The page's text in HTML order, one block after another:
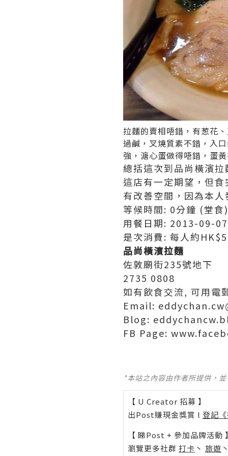
拉麵的賣相唔錯，有葱花
過鹹，叉燒質素不錯，入
強，溏心蛋做得唔錯，蛋
總括這次到品尚橫濱
這店有一定期望，但
有改善空間，因為本
等候時間: 0分鐘 (堂食)
用餐日期: 2013-09-07
是次消費: 每人約
品尚橫濱拉麵
佐敦廟街235號地下
2735 0808
如有飲食交流, 可用電
Email:
Blog:
FB Page:
*本站之內容由作者所提供，
【 U Creator 招募 】
出Post賺現金獎賞 l 登記
【 睇Post + 參加品牌活動
瀏覽更多社群 打卡 丶 旅遊